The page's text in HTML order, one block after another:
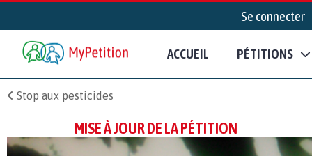
Se connecter
ACCUEIL PÉTITIONS
Stop aux pesticides
MISE À JOUR DE LA PÉTITION